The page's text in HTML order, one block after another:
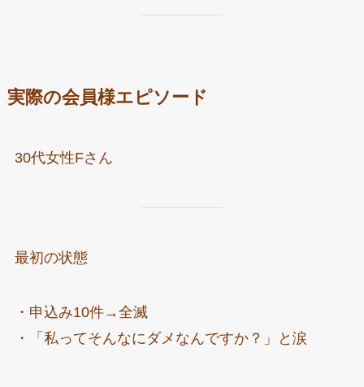
実際の会員様エピソード
30代女性Fさん
最初の状態
・申込み10件→全滅
・「私ってそんなにダメなんですか？」と涙